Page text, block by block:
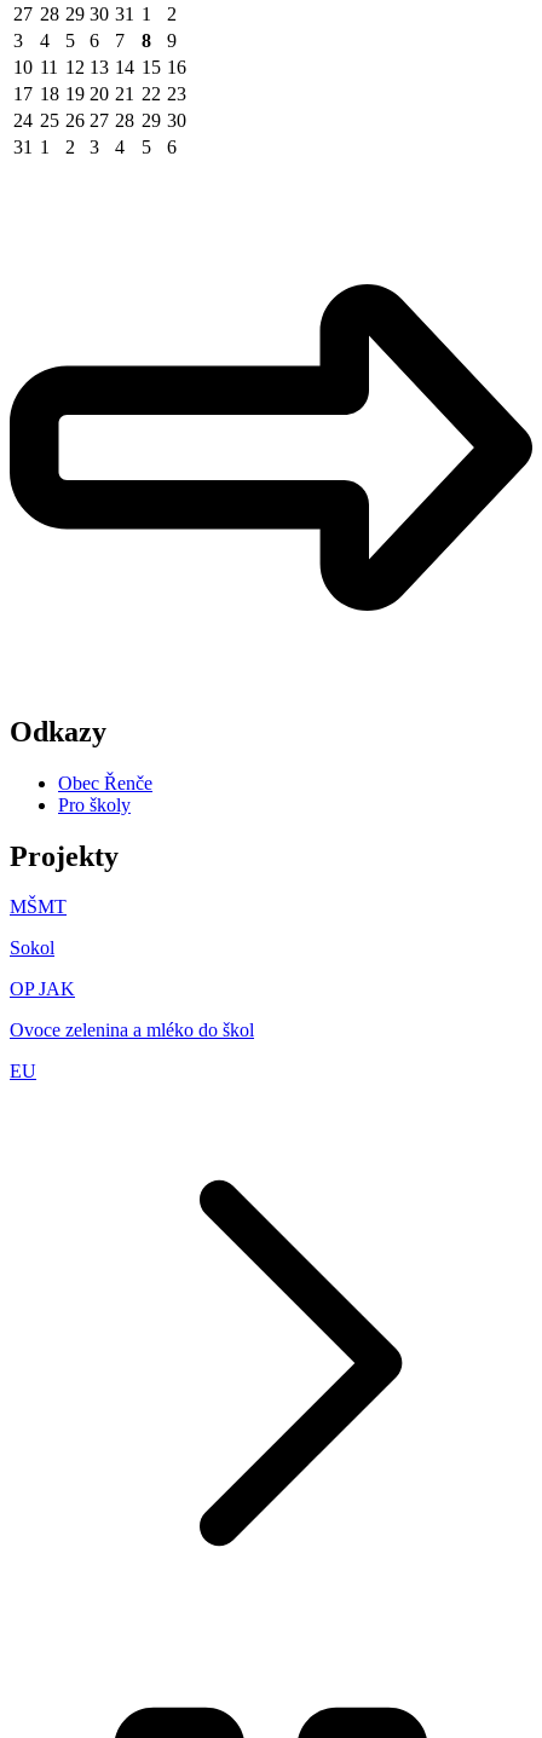
27 28 29 30 31 1
2
3
4 5 6 7 8
9
10 11 12 13 14 15 16
17 18 19 20 21 22 23
24 25 26 27 28 29 30
31 1 2 3 4 5 6
Odkazy
Obec Řenče
Pro školy
Projekty
MŠMT
Sokol
OP JAK
Ovoce zelenina a mléko do škol
EU